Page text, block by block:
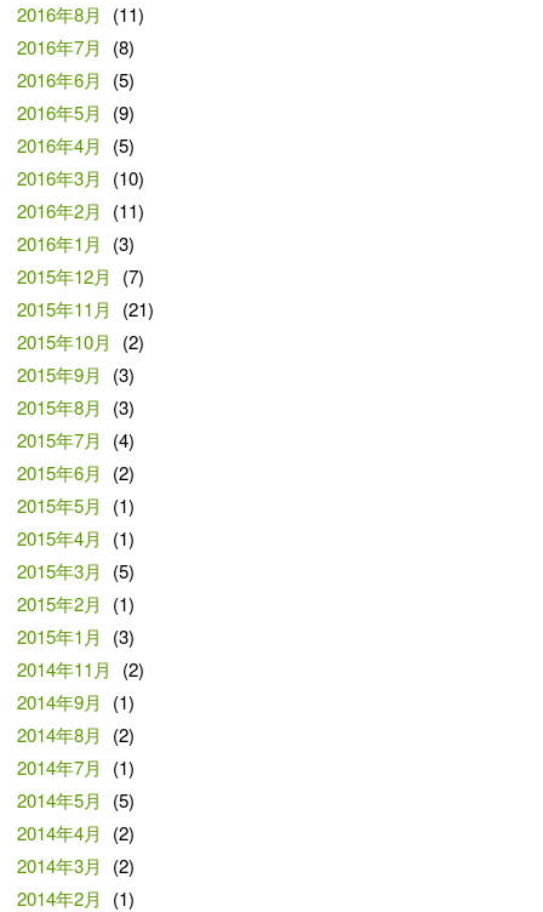
2016年8月
(11)
2016年7月
(8)
2016年6月
(5)
2016年5月
(9)
2016年4月
(5)
2016年3月
(10)
2016年2月
(11)
2016年1月
(3)
2015年12月
(7)
2015年11月
(21)
2015年10月
(2)
2015年9月
(3)
2015年8月
(3)
2015年7月
(4)
2015年6月
(2)
2015年5月
(1)
2015年4月
(1)
2015年3月
(5)
2015年2月
(1)
2015年1月
(3)
2014年11月
(2)
2014年9月
(1)
2014年8月
(2)
2014年7月
(1)
2014年5月
(5)
2014年4月
(2)
2014年3月
(2)
2014年2月
(1)